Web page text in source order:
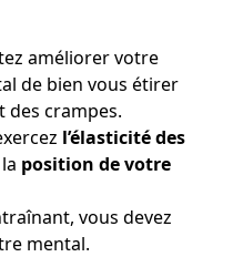
améliorer votre
de bien vous étirer
des crampes.
l’élasticité des
position de votre
vous devez
mental.